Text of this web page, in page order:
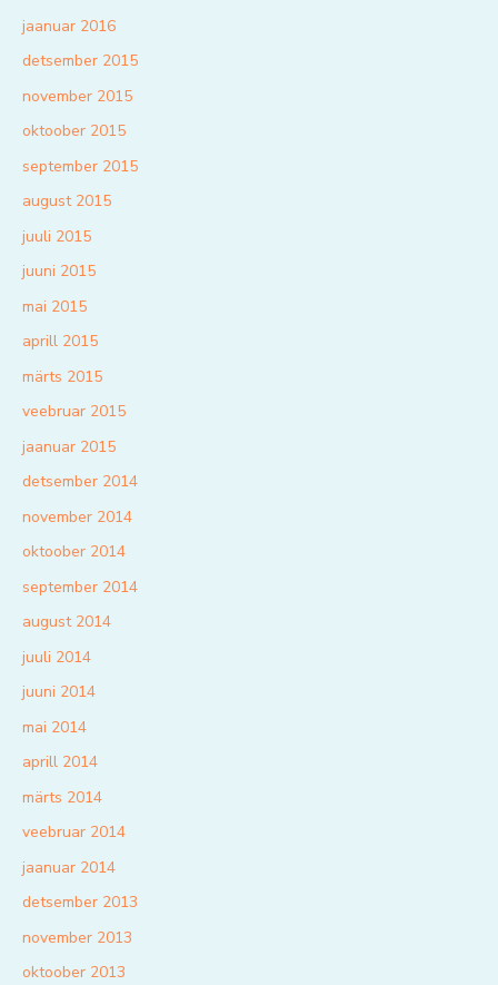
jaanuar 2016
detsember 2015
november 2015
oktoober 2015
september 2015
august 2015
juuli 2015
juuni 2015
mai 2015
aprill 2015
märts 2015
veebruar 2015
jaanuar 2015
detsember 2014
november 2014
oktoober 2014
september 2014
august 2014
juuli 2014
juuni 2014
mai 2014
aprill 2014
märts 2014
veebruar 2014
jaanuar 2014
detsember 2013
november 2013
oktoober 2013